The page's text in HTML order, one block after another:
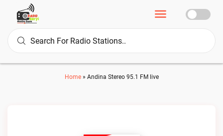
Home» Andina Stereo 95.1 FM live